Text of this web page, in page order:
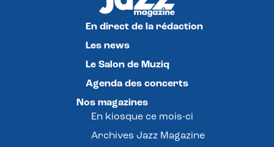
En direct de la rédaction
Les news
Le Salon de Muziq
Agenda des concerts
Nos magazines
En kiosque ce mois-ci
Archives Jazz Magazine